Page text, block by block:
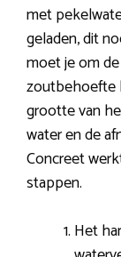
met
geladen, dit
moet je om
zoutbehoefte
grootte van
water en de
Concreet
stappen.
Het